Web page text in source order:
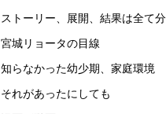
ストーリー、展開、結果は全て
宮城リョータの目線
知らなかった幼少期、家庭環境
それがあったにしても